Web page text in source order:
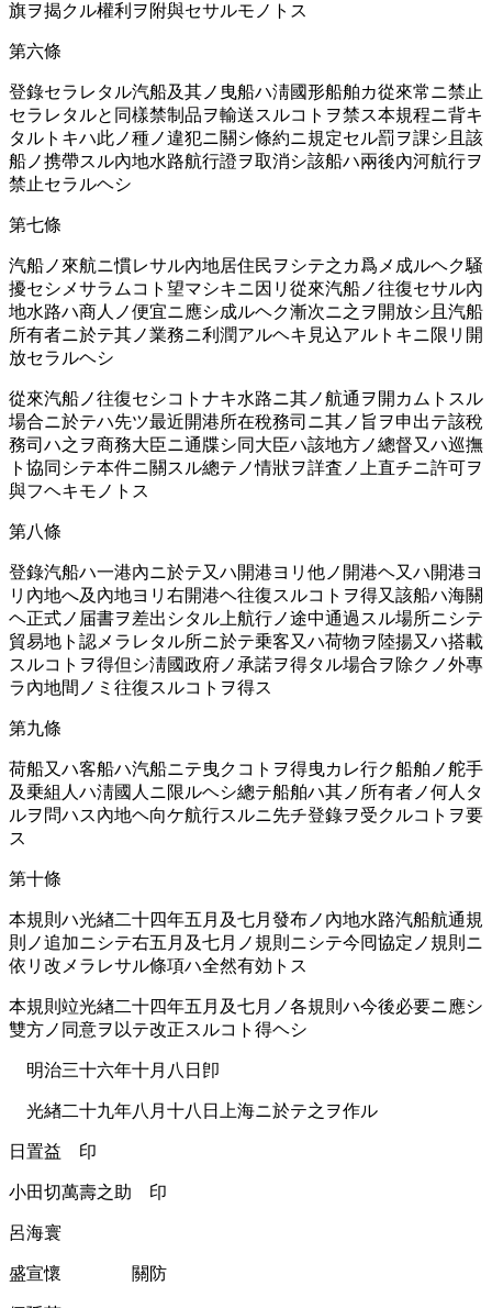
旗ヲ揭クル權利ヲ附與セサルモノトス
第六條
登錄セラレタル汽船及其ノ曳船ハ淸國形船舶カ從來常ニ禁止
セラレタルと同樣禁制品ヲ輸送スルコトヲ禁ス本規程ニ背キ
タルトキハ此ノ種ノ違犯ニ關シ條約ニ規定セル罰ヲ課シ且該
船ノ携帶スル內地水路航行證ヲ取消シ該船ハ兩後內河航行ヲ
禁止セラルヘシ
第七條
汽船ノ來航ニ慣レサル內地居住民ヲシテ之カ爲メ成ルヘク騒
擾セシメサラムコト望マシキニ因リ從來汽船ノ往復セサル內
地水路ハ商人ノ便宜ニ應シ成ルヘク漸次ニ之ヲ開放シ且汽船
所󠄁有者ニ於テ其ノ業務ニ利潤アルヘキ見込アルトキニ限リ開
放セラルヘシ
從來汽船ノ往復セシコトナキ水路ニ其ノ航通󠄁ヲ開カムトスル
場合ニ於テハ先ツ最近開港所󠄁在稅務司ニ其ノ旨ヲ申出テ該稅
務司ハ之ヲ商務大臣ニ通󠄁牒シ同大臣ハ該地方ノ總督又ハ巡撫
ト協同シテ本件ニ關スル總テノ情狀ヲ詳査ノ上直チニ許可ヲ
與フヘキモノトス
第八條
登錄汽船ハ一港內ニ於テ又ハ開港ヨリ他ノ開港ヘ又ハ開港ヨ
リ內地へ及內地ヨリ右開港ヘ往復スルコトヲ得又該船ハ海關
ヘ正式ノ届書ヲ差出シタル上航行ノ途中通󠄁過スル場所󠄁ニシテ
貿易地ト認󠄁メラレタル所󠄁ニ於テ乗客又ハ荷物ヲ陸揚又ハ搭載
スルコトヲ得但シ淸國政府ノ承諾ヲ得タル場合ヲ除クノ外專
ラ內地間ノミ往復スルコトヲ得ス
第九條
荷船又ハ客船ハ汽船ニテ曳クコトヲ得曳カレ行ク船舶ノ舵手
及乗組人ハ淸國人ニ限ルヘシ總テ船舶ハ其ノ所󠄁有者ノ何人タ
ルヲ問ハス內地ヘ向ケ航行スルニ先チ登錄ヲ受クルコトヲ要󠄁
ス
第十條
本規則ハ光緖二十四年五月及七月發布ノ內地水路汽船航通󠄁規
則ノ追加ニシテ右五月及七月ノ規則ニシテ今囘協定ノ規則ニ
依リ改メラレサル條項ハ全然有効トス
本規則竝光緖二十四年五月及七月ノ各規則ハ今後必要󠄁ニ應シ
雙方ノ同意ヲ以テ改正スルコト得ヘシ
明治三十六年十月八日卽
光緖二十九年八月十八日上海ニ於テ之ヲ作ル
日置益 印
小田切萬壽之助 印
呂海寰
盛宣懷 關防